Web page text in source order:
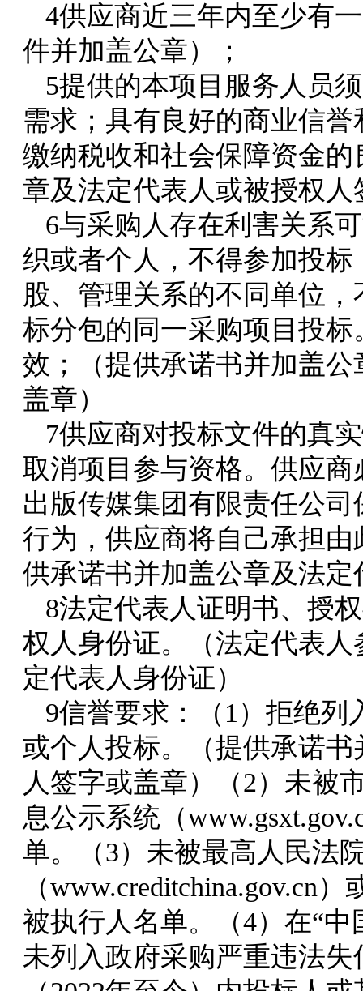
4供应商近三年内至少有
件并加盖公章）；
5提供的本项目服务人员
需求；具有良好的商业信
缴纳税收和社会保障资金
章及法定代表人或被授权人
6与采购人存在利害关系
织或者个人，不得参加投
股、管理关系的不同单位
标分包的同一采购项目投
效；（提供承诺书并加盖
盖章）
7供应商对投标文件的真
取消项目参与资格。供应
出版传媒集团有限责任公
行为，供应商将自己承担
供承诺书并加盖公章及法
8法定代表人证明书、授
权人身份证。（法定代表
定代表人身份证）
9信誉要求：（1）拒绝列
或个人投标。（提供承诺
人签字或盖章）（2）未被
息公示系统（
单。（3）未被最高人民法
（www.creditchina.gov.cn
被执行人名单。（4） 在“中
未列入政府采购严重违法